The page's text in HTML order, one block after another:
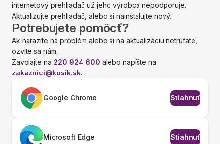
internetový prehliadač už jeho výrobca nepodporuje.
Aktualizujte prehliadač, alebo si nainštalujte nový.
Potrebujete pomôcť?
Ak narazíte na problém alebo si na aktualizáciu netrúfate,
ozvite sa nám.
Zavolajte na 220 924 600 alebo napíšte na
zakaznici@kosik.sk.
Google Chrome Stiahnuť
Microsoft Edge Stiahnuť